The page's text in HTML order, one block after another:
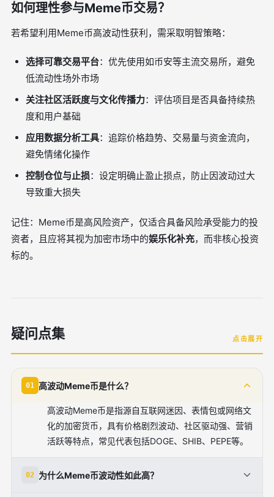
如何理性参与Meme币交易？
若希望利用Meme币高波动性获利，需采取明智策略：
选择可靠交易平台：优先使用如币安等主流交易所，避免
低流动性场外市场
关注社区活跃度与文化传播力：评估项目是否具备持续热
度和用户基础
应用数据分析工具：追踪价格趋势、交易量与资金流向，
避免情绪化操作
控制仓位与止损：设定明确止盈止损点，防止因波动过大
导致重大损失
记住：Meme币是高风险资产，仅适合具备风险承受能力的投
资者，且应将其视为加密市场中的娱乐化补充，而非核心投资
标的。
疑问点集 点击展开
01 高波动Meme币是什么？
高波动Meme币是指源自互联网迷因、表情包或网络文
化的加密货币，具有价格剧烈波动、社区驱动强、营销
活跃等特点，常见代表包括DOGE、SHIB、PEPE等。
02 为什么Meme币波动性如此高？